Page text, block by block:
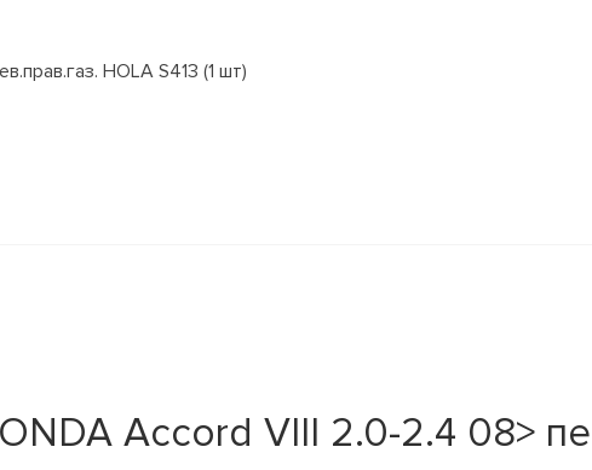
HOLA S413 (1 шт)
Accord VIII 2.0-2.4 08>